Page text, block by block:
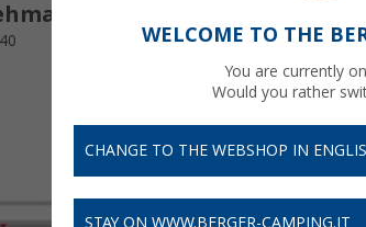
per verande in acciaio 28
WELCOME TO THE
You are currently
Would you rather
CHANGE TO THE WEBSHOP IN
STAY ON WWW.BERGER-CAMPING.IT